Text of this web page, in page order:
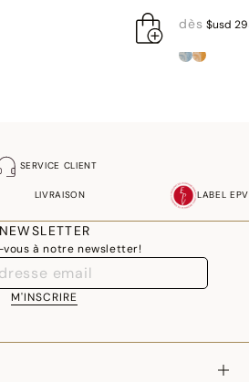
dès $usd
SERVICE CLIENT
LIVRAISON LABEL EPV
NEWSLETTER
à notre newsletter!
M'INSCRIRE